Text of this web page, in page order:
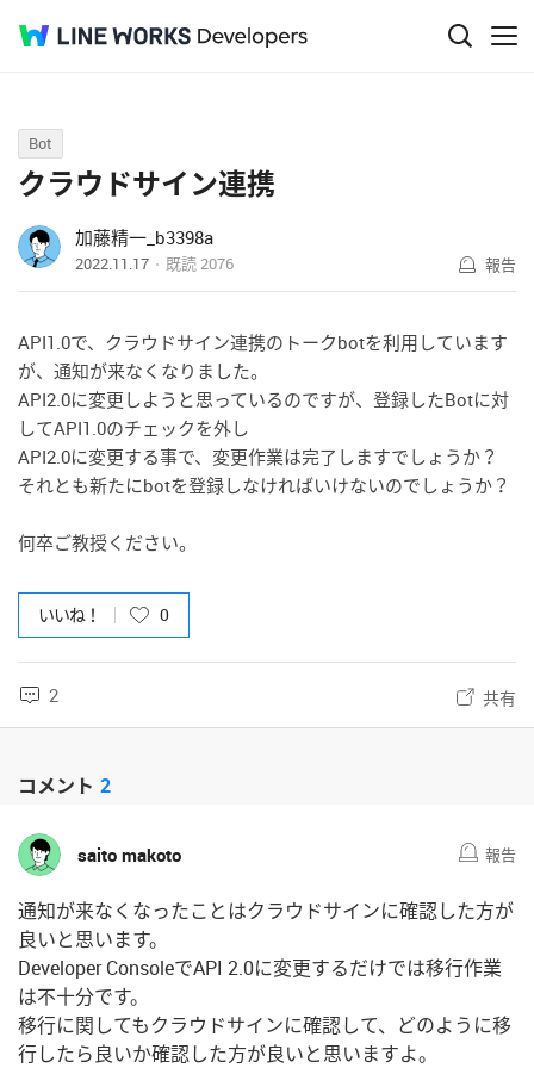
Q&A
Bot
クラウドサイン連携
加藤精一_b3398a
2022.11.17 既読2076 報告
API1.0で、クラウドサイン連携のトークbotを利用しています
が、通知が来なくなりました。
API2.0に変更しようと思っているのですが、登録したBotに対
してAPI1.0のチェックを外し
API2.0に変更する事で、変更作業は完了しますでしょうか？
それとも新たにbotを登録しなければいけないのでしょうか？
何卒ご教授ください。
いいね！ 0
2 共有
コメント 2
saito makoto 報告
通知が来なくなったことはクラウドサインに確認した方が
良いと思います。
Developer ConsoleでAPI 2.0に変更するだけでは移行作業
は不十分です。
移行に関してもクラウドサインに確認して、どのように移
行したら良いか確認した方が良いと思いますよ。